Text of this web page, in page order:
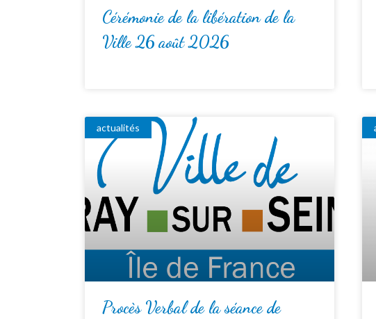
Cérémonie de la libération de la
Ville 26 août 2026
actualités
Procès Verbal de la séance de